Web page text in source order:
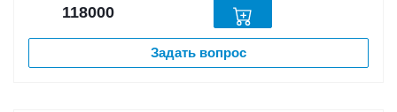
118000
Задать вопрос